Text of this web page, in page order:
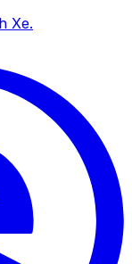
Xe.